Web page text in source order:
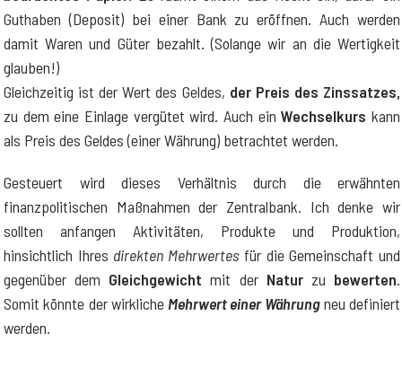
Guthaben (Deposit) bei einer Bank zu eröffnen. Auch werden
damit Waren und Güter bezahlt. (Solange wir an die Wertigkeit
glauben!)
Gleichzeitig ist der Wert des Geldes, der Preis des Zinssatzes,
zu dem eine Einlage vergütet wird. Auch einWechselkurs kann
als Preis des Geldes (einer Währung) betrachtet werden.
Gesteuert wird dieses Verhältnis durch die erwähnten
finanzpolitischen Maßnahmen der Zentralbank. Ich denke wir
sollten anfangen Aktivitäten, Produkte und Produktion,
hinsichtlich Ihres direkten Mehrwertes für die Gemeinschaft und
gegenüber dem Gleichgewicht mit der Naturzu bewerten.
Somit könnte der wirkliche Mehrwert einer Währung neu definiert
werden.